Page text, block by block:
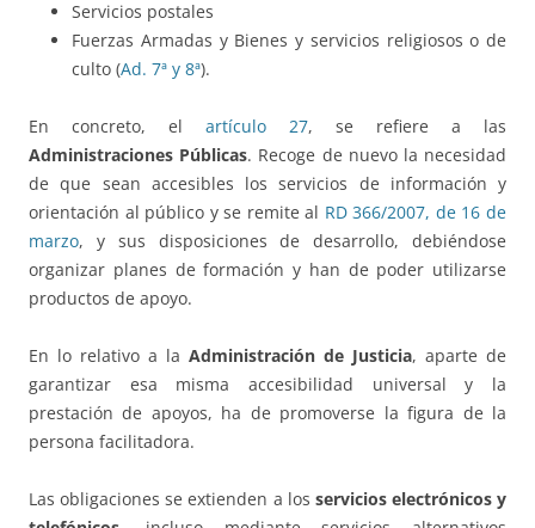
Servicios postales
Fuerzas Armadas y Bienes y servicios religiosos o de
culto (Ad. 7ª y 8ª).
En concreto, el artículo 27, se refiere a las
Administraciones Públicas. Recoge de nuevo la necesidad
de que sean accesibles los servicios de información y
orientación al público y se remite al RD 366/2007, de 16 de
marzo, y sus disposiciones de desarrollo, debiéndose
organizar planes de formación y han de poder utilizarse
productos de apoyo.
En lo relativo a la Administración de Justicia, aparte de
garantizar esa misma accesibilidad universal y la
prestación de apoyos, ha de promoverse la figura de la
persona facilitadora.
Las obligaciones se extienden a los servicios electrónicos y